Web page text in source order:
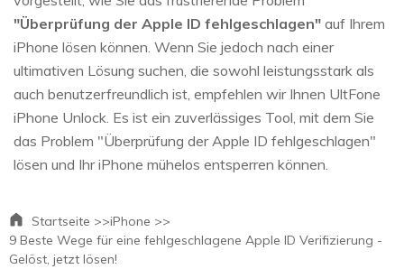
"Überprüfung der Apple ID fehlgeschlagen" auf Ihrem
iPhone lösen können. Wenn Sie jedoch nach einer
ultimativen Lösung suchen, die sowohl leistungsstark als
auch benutzerfreundlich ist, empfehlen wir Ihnen UltFone
iPhone Unlock. Es ist ein zuverlässiges Tool, mit dem Sie
das Problem "Überprüfung der Apple ID fehlgeschlagen"
lösen und Ihr iPhone mühelos entsperren können.
Startseite >>iPhone >>
9 Beste Wege für eine fehlgeschlagene Apple ID Verifizierung -
Gelöst, jetzt lösen!